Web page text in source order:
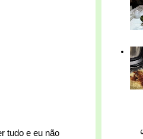
tudo e eu não